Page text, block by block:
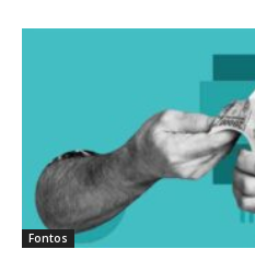
Fontos